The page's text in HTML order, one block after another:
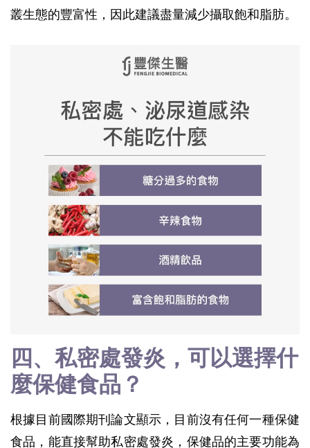
叢生態的豐富性，因此建議盡量減少攝取飽和脂肪。
四、私密處發炎，可以選擇什
麼保健食品？
根據目前國際期刊論文顯示，目前沒有任何一種保健
食品，能直接幫助私密處發炎，保健品的主要功能為